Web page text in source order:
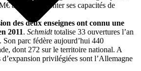
afin d’augmenter ses capacités de
des deux enseignes ont connu une
2011. Schmidttotalise 33 ouvertures l’an
Son parc fédère aujourd’hui 440
dont 272 sur le territoire national. A
d’expansion privilégiées sont l’Allemagne